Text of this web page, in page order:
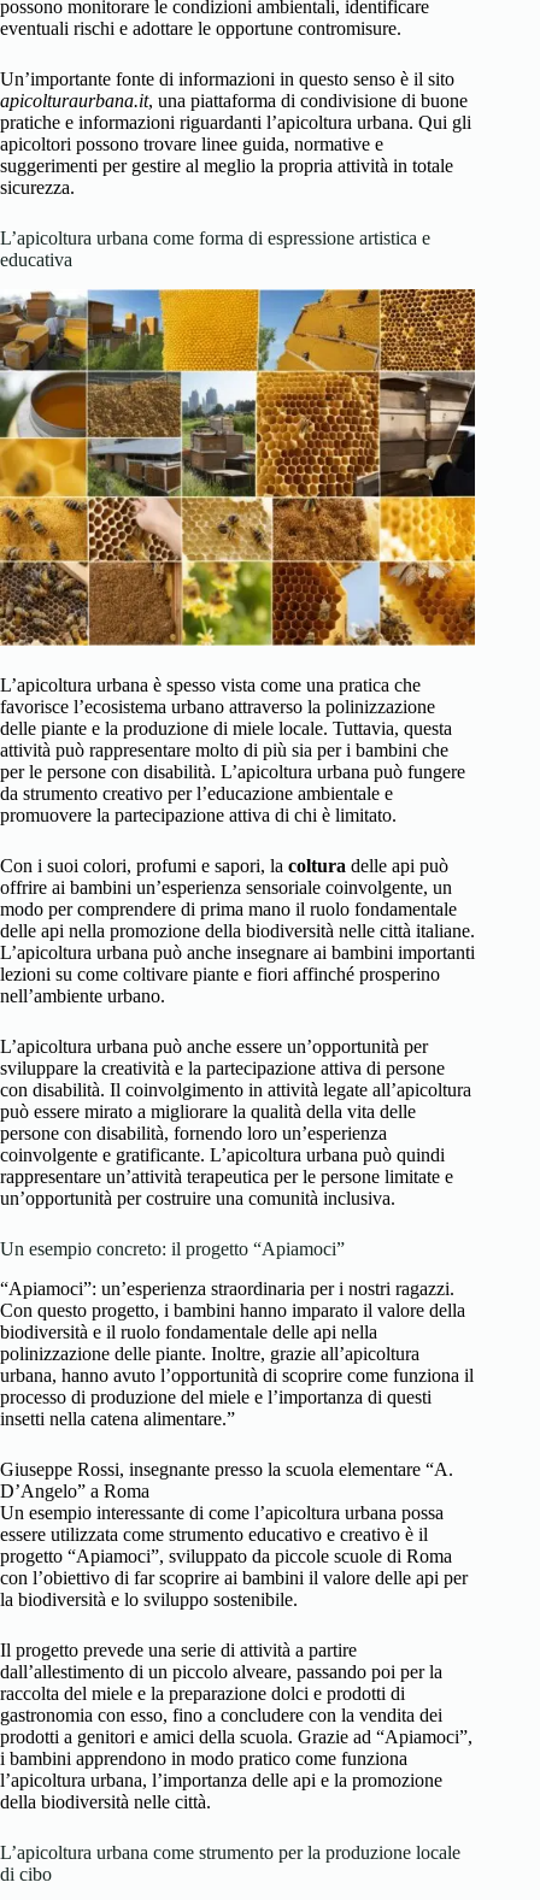
possono monitorare le condizioni ambientali, identificare
eventuali rischi e adottare le opportune contromisure.
Un’importante fonte di informazioni in questo senso è il sito
apicolturaurbana.it, una piattaforma di condivisione di buone
pratiche e informazioni riguardanti l’apicoltura urbana. Qui gli
apicoltori possono trovare linee guida, normative e
suggerimenti per gestire al meglio la propria attività in totale
sicurezza.
L’apicoltura urbana come forma di espressione artistica e
educativa
L’apicoltura urbana è spesso vista come una pratica che
favorisce l’ecosistema urbano attraverso la polinizzazione
delle piante e la produzione di miele locale. Tuttavia, questa
attività può rappresentare molto di più sia per i bambini che
per le persone con disabilità. L’apicoltura urbana può fungere
da strumento creativo per l’educazione ambientale e
promuovere la partecipazione attiva di chi è limitato.
Con i suoi colori, profumi e sapori, la coltura delle api può
offrire ai bambini un’esperienza sensoriale coinvolgente, un
modo per comprendere di prima mano il ruolo fondamentale
delle api nella promozione della biodiversità nelle città italiane.
L’apicoltura urbana può anche insegnare ai bambini importanti
lezioni su come coltivare piante e fiori affinché prosperino
nell’ambiente urbano.
L’apicoltura urbana può anche essere un’opportunità per
sviluppare la creatività e la partecipazione attiva di persone
con disabilità. Il coinvolgimento in attività legate all’apicoltura
può essere mirato a migliorare la qualità della vita delle
persone con disabilità, fornendo loro un’esperienza
coinvolgente e gratificante. L’apicoltura urbana può quindi
rappresentare un’attività terapeutica per le persone limitate e
un’opportunità per costruire una comunità inclusiva.
Un esempio concreto: il progetto “Apiamoci”
“Apiamoci”: un’esperienza straordinaria per i nostri ragazzi.
Con questo progetto, i bambini hanno imparato il valore della
biodiversità e il ruolo fondamentale delle api nella
polinizzazione delle piante. Inoltre, grazie all’apicoltura
urbana, hanno avuto l’opportunità di scoprire come funziona il
processo di produzione del miele e l’importanza di questi
insetti nella catena alimentare.”
Giuseppe Rossi, insegnante presso la scuola elementare “A.
D’Angelo” a Roma
Un esempio interessante di come l’apicoltura urbana possa
essere utilizzata come strumento educativo e creativo è il
progetto “Apiamoci”, sviluppato da piccole scuole di Roma
con l’obiettivo di far scoprire ai bambini il valore delle api per
la biodiversità e lo sviluppo sostenibile.
Il progetto prevede una serie di attività a partire
dall’allestimento di un piccolo alveare, passando poi per la
raccolta del miele e la preparazione dolci e prodotti di
gastronomia con esso, fino a concludere con la vendita dei
prodotti a genitori e amici della scuola. Grazie ad “Apiamoci”,
i bambini apprendono in modo pratico come funziona
l’apicoltura urbana, l’importanza delle api e la promozione
della biodiversità nelle città.
L’apicoltura urbana come strumento per la produzione locale
di cibo